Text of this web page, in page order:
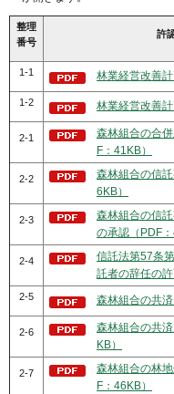
整理
番号
許
1-1 林業経営改善
1-2 林業経営改善
2-1
森林組合の合
F：41KB）
2-2
森林組合の信
6KB）
2-3
森林組合の信
の承認（PDF：
2-4
信託法第57条
託者の辞任の許
2-5 森林組合の共
2-6
森林組合の共
KB）
2-7
森林組合の林
F：46KB）